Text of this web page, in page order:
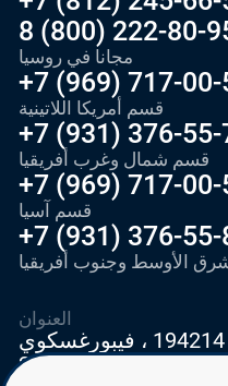
8 (800) 222-80-
مجانا في روسيا
+7 (969) 717-00-
قسم أمريكا اللاتينية
+7 (931) 376-55-
قسم شمال وغرب أفريقيا
+7 (969) 717-00-
قسم آسيا
+7 (931) 376-55-
الأوسط وجنوب أفريقيا
العنوان
روسيا ، سانت بطرسبورغ ، 194214 ، فيبورغسكوي
شوس 28